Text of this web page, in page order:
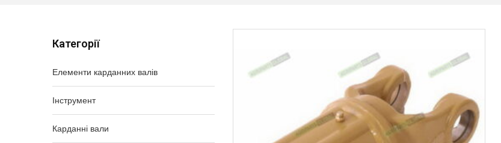
Категорії
Елементи карданних валів
Інструмент
Карданні вали